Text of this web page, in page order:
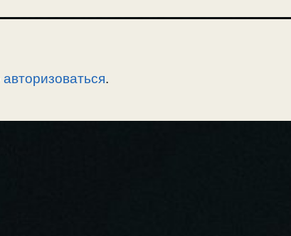
авторизоваться.